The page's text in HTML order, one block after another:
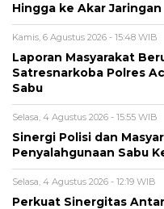
Hingga ke Akar Jaringan
Kamis, 6 Agustus 2026 - 15:48 WIB
Laporan Masyarakat
Satresnarkoba Polres
Sabu
Selasa, 4 Agustus 2026 - 15:55 WIB
Sinergi Polisi dan
Penyalahgunaan Sabu
Selasa, 4 Agustus 2026 - 12:19 WIB
Perkuat Sinergitas